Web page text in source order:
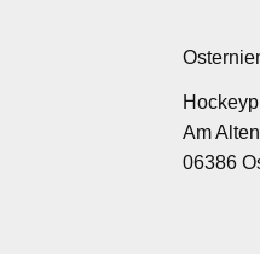
Am
06386